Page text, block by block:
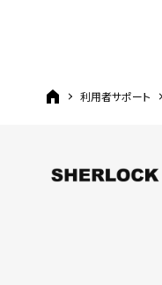
利用者サポート